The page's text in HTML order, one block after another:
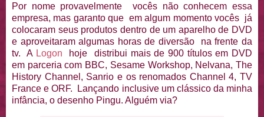
Por nome provavelmente vocês não conhecem essa
empresa, mas garanto que em algum momento vocês já
colocaram seus produtos dentro de um aparelho de DVD
e aproveitaram algumas horas de diversão na frente da
tv. A Logon
hoje distribui mais de 900 títulos em DVD
em parceria com BBC, Sesame Workshop, Nelvana, The
History Channel, Sanrio e os renomados Channel 4, TV
France e ORF. Lançando inclusive um clássico da minha
infância, o desenho Pingu. Alguém via?